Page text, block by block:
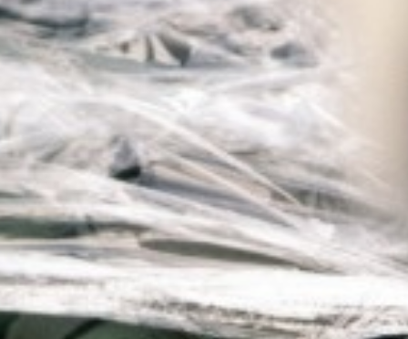
ALLE ANFORDERUNGEN